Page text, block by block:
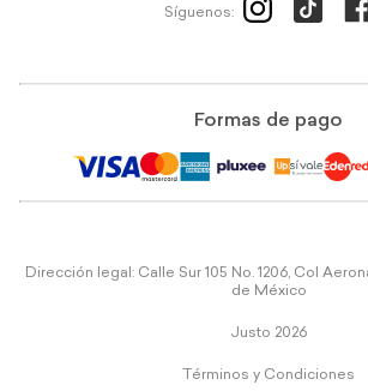
Síguenos:
Formas de pago
Dirección legal: Calle Sur 105 No. 1206, Col
de México
Justo 2026
Términos y Condiciones